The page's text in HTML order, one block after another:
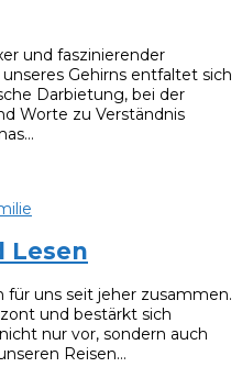
und faszinierender
Gehirns entfaltet sich
Darbietung, bei der
Worte zu Verständnis
Lesen
für uns seit jeher zusammen.
und bestärkt sich
nur vor, sondern auch
Reisen…